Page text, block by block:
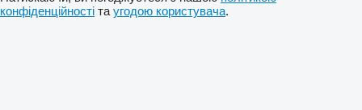
конфіденційності та угодою користувача.